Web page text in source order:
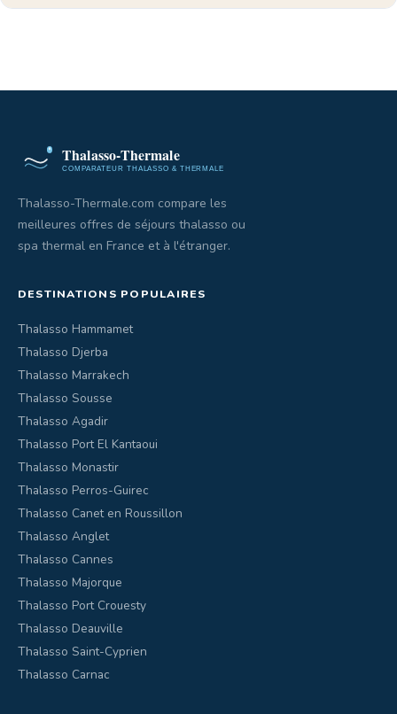
Thalasso-Thermale.com compare les
meilleures offres de séjours thalasso ou
spa thermal en France et à l'étranger.
DESTINATIONS POPULAIRES
Thalasso Hammamet
Thalasso Djerba
Thalasso Marrakech
Thalasso Sousse
Thalasso Agadir
Thalasso Port El Kantaoui
Thalasso Monastir
Thalasso Perros-Guirec
Thalasso Canet en Roussillon
Thalasso Anglet
Thalasso Cannes
Thalasso Majorque
Thalasso Port Crouesty
Thalasso Deauville
Thalasso Saint-Cyprien
Thalasso Carnac